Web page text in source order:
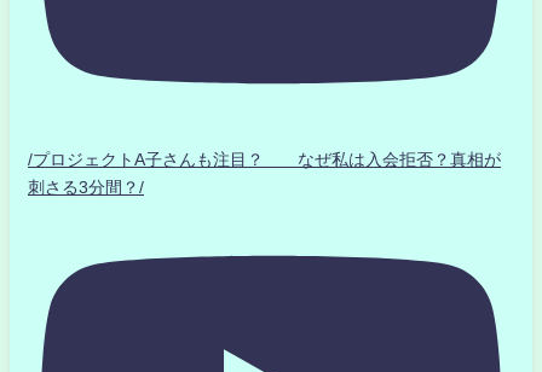
/プロジェクトA子さんも注目？ なぜ私は入会拒否？真相が
刺さる3分間？/